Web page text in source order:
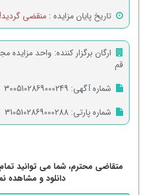
تاریخ پایان مزایده : منقضی گردید!
ارگان برگزار کننده: واحد مزایده
قم
شماره آگهی: 3005102869000249
شماره پارتی: 3105102869000288
متقاضی محترم، شما می توانید تمام
دانلود و مشاهده